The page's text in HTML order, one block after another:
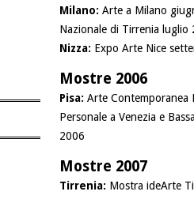
Milano: Arte a Milano
Nazionale di Tirrenia luglio
Nizza: Expo Arte Nice
Mostre 2006
Pisa: Arte Contemporanea
Personale a Venezia e
2006
Mostre 2007
Tirrenia: Mostra ideArte